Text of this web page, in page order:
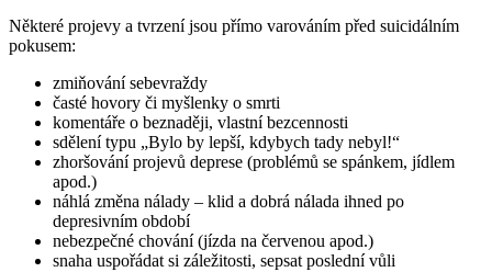
Některé projevy a tvrzení jsou přímo varováním před suicidálním
pokusem:
zmiňování sebevraždy
časté hovory či myšlenky o smrti
komentáře o beznaději, vlastní bezcennosti
sdělení typu „Bylo by lepší, kdybych tady nebyl!“
zhoršování projevů deprese (problémů se spánkem, jídlem
apod.)
náhlá změna nálady –⁠ klid a dobrá nálada ihned po
depresivním období
nebezpečné chování (jízda na červenou apod.)
snaha uspořádat si záležitosti, sepsat poslední vůli